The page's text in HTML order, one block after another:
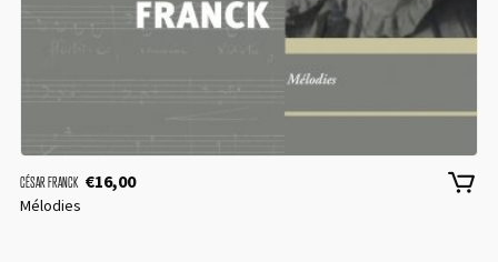
CÉSAR FRANCK €16,00
Mélodies